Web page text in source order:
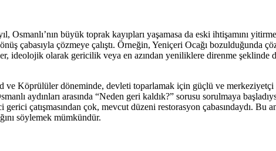
Osmanlı’nın büyük toprak kayıpları yaşamasa da eski ihtişamını
çabasıyla çözmeye çalıştı. Örneğin, Yeniçeri Ocağı
ideolojik olarak gericilik veya en azından yeniliklere direnme şeklinde
Köprülüler döneminde, devleti toparlamak için güçlü ve merkeziyetçi
aydınları arasında “Neden geri kaldık?” sorusu sorulmaya
çatışmasından çok, mevcut düzeni restorasyon çabasındaydı.
söylemek mümkündür.